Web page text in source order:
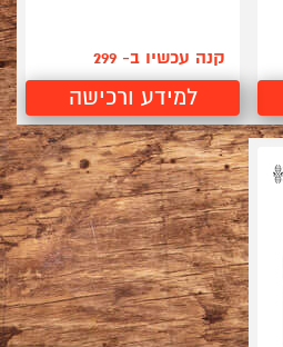
קנה עכשיו ב- 299
למידע ורכישה